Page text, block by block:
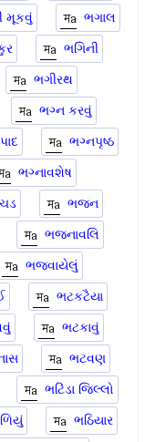
મૂકવું
ભગાલ
ભગિની
ભગીરથ
ભગ્ન કરવું
ભગ્નપૃષ્ઠ
ભગ્નાવશેષ
ભજન
ભજનાવલિ
ભજવાયેલું
ભટકટૈયા
ભટકાવું
ભટવણ
ભટિંડા જિલ્લો
ભઠિયાર